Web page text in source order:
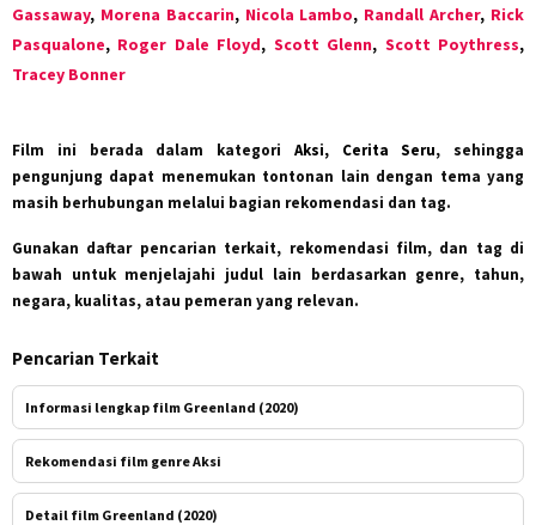
Gassaway, Morena Baccarin, Nicola Lambo, Randall Archer, Rick
Pasqualone, Roger Dale Floyd, Scott Glenn, Scott Poythress,
Tracey Bonner
Film ini berada dalam kategori Aksi, Cerita Seru, sehingga
pengunjung dapat menemukan tontonan lain dengan tema yang
masih berhubungan melalui bagian rekomendasi dan tag.
Gunakan daftar pencarian terkait, rekomendasi film, dan tag di
bawah untuk menjelajahi judul lain berdasarkan genre, tahun,
negara, kualitas, atau pemeran yang relevan.
Pencarian Terkait
Informasi lengkap film Greenland (2020)
Rekomendasi film genre Aksi
Detail film Greenland (2020)